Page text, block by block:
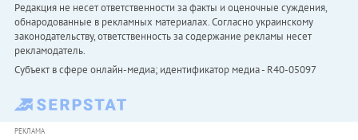
Редакция не несет ответственности за факты и оценочные суждения,
обнародованные в рекламных материалах. Согласно украинскому
законодательству, ответственность за содержание рекламы несет
рекламодатель.
Субъект в сфере онлайн-медиа; идентификатор медиа - R40-05097
РЕКЛАМА